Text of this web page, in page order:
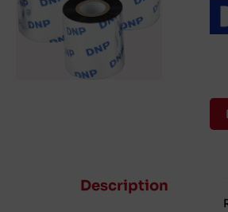
Description